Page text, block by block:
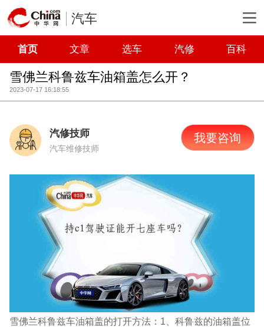
汽车
首页 文章 选车 汽修 百科
雪佛兰科鲁兹车油箱盖怎么开？
2023-07-17 16:18:55
汽修技师
汽车维修技师
我要咨询
雪佛兰科鲁兹车油箱盖的打开方法：1、科鲁兹的油箱盖位